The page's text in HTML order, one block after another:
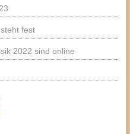
fest
2022 sind online